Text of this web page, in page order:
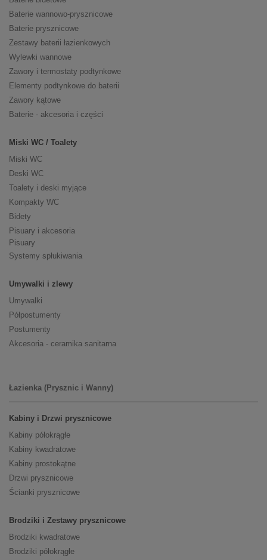
Baterie wannowo-prysznicowe
Baterie prysznicowe
Zestawy baterii łazienkowych
Wylewki wannowe
Zawory i termostaty podtynkowe
Elementy podtynkowe do baterii
Zawory kątowe
Baterie - akcesoria i części
Miski WC / Toalety
Miski WC
Deski WC
Toalety i deski myjące
Kompakty WC
Bidety
Pisuary i akcesoria
Pisuary
Systemy spłukiwania
Umywalki i zlewy
Umywalki
Półpostumenty
Postumenty
Akcesoria - ceramika sanitarna
Łazienka (Prysznic i Wanny)
Kabiny i Drzwi prysznicowe
Kabiny półokrągłe
Kabiny kwadratowe
Kabiny prostokątne
Drzwi prysznicowe
Ścianki prysznicowe
Brodziki i Zestawy prysznicowe
Brodziki kwadratowe
Brodziki półokrągłe